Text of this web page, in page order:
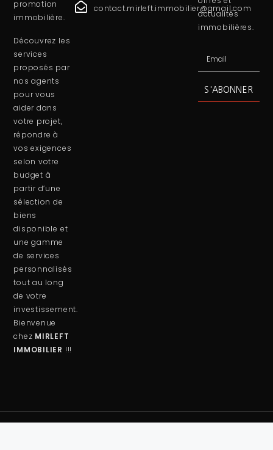
promotion
immobilière.
Découvrez les
services
proposés par
nos agents
pour vous
aider dans
votre projet,
répondre à
vos exigences
selon votre
budget à
partir d’une
sélection de
biens
disponible et
une gamme
de services
personnalisés
tout au long
de votre
investissement.
Bienvenue
chez MIRLEFT
IMMOBILIER !!!
contact.mirleft.immobilier@gmail.com
actualités
immobilières.
S'ABONNER